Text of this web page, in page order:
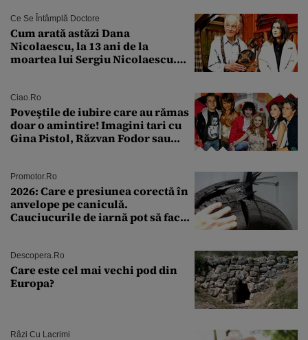
Ce Se Întâmplă Doctore
Cum arată astăzi Dana
Nicolaescu, la 13 ani de la
moartea lui Sergiu Nicolaescu.
Ciao.ro
Poveştile de iubire care au rămas
doar o amintire! Imagini tari cu
Gina Pistol, Răzvan Fodor sau
Promotor.ro
2026: Care e presiunea corectă în
anvelope pe caniculă.
Cauciucurile de iarnă pot să facă
Descopera.ro
Care este cel mai vechi pod din
Europa?
Râzi Cu Lacrimi